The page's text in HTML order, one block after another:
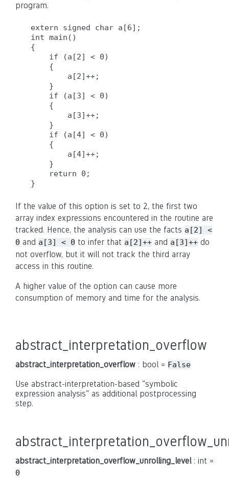
program.
extern signed char a[6];
int main()
{
    if (a[2] < 0)
    {
        a[2]++;
    }
    if (a[3] < 0)
    {
        a[3]++;
    }
    if (a[4] < 0)
    {
        a[4]++;
    }
    return 0;
If the value of this option is set to 2, the first two
array index expressions encountered in the routine are
tracked. Hence, the analysis can use the facts a[2] <
0 and a[3] < 0 to infer that a[2]++ and a[3]++ do
not overflow, but it will not track the third array
access in this routine.
A higher value of the option can cause more
consumption of memory and time for the analysis.
abstract_interpretation_overflow
abstract_interpretation_overflow : bool = False
Use abstract-interpretation-based "symbolic
expression analysis" as additional postprocessing
step.
abstract_interpretation_overflow_unrolling_level: int =
0